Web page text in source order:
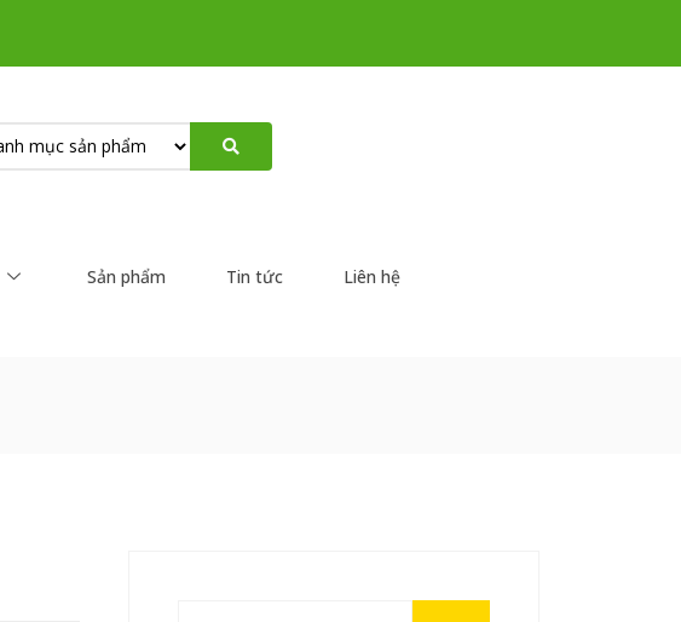
Sản phẩm Tin tức Liên hệ